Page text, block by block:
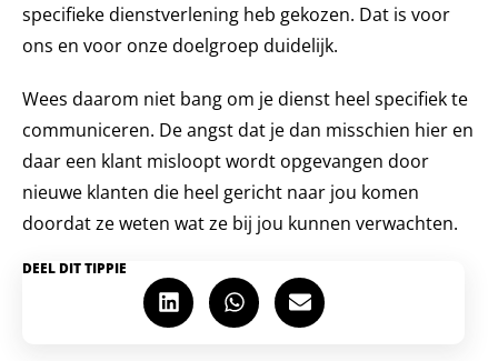
specifieke dienstverlening heb gekozen. Dat is voor
ons en voor onze doelgroep duidelijk.
Wees daarom niet bang om je dienst heel specifiek te
communiceren. De angst dat je dan misschien hier en
daar een klant misloopt wordt opgevangen door
nieuwe klanten die heel gericht naar jou komen
doordat ze weten wat ze bij jou kunnen verwachten.
DEEL DIT TIPPIE